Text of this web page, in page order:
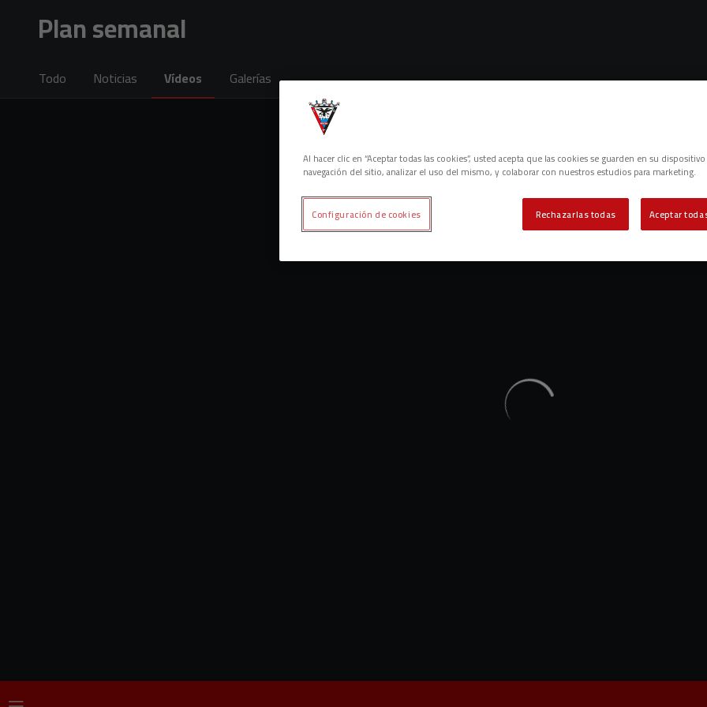
Plan semanal
Todo Noticias Vídeos Galerías
Lo sentimos, no hemos encontrado nada.
Intenta otra búsqueda.
Al hacer clic en “Aceptar todas las cookies”, usted acepta que las cookies se guarden en su
navegación del sitio, analizar el uso del mismo, y colaborar con nuestros estudios para marketing.
Rechazarlas todas Aceptar
Configuración de cookies